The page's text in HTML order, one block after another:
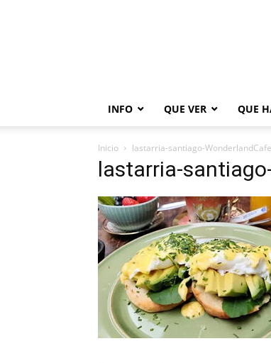
INFO QUE VER QUE
Inicio lastarria-santiago-
lastarria-